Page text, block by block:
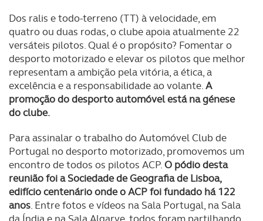
Dos ralis e todo-terreno (TT) à velocidade, em
quatro ou duas rodas, o clube apoia atualmente 22
versáteis pilotos. Qual é o propósito? Fomentar o
desporto motorizado e elevar os pilotos que melhor
representam a ambição pela vitória, a ética, a
excelência e a responsabilidade ao volante.A
promoção do desporto automóvel está na génese
do clube.
Para assinalar o trabalho do Automóvel Club de
Portugal no desporto motorizado, promovemos um
encontro de todos os pilotos ACP.O pódio desta
reunião foi a Sociedade de Geografia de Lisboa,
edifício centenário onde o ACP foi fundado há 122
anos. Entre fotos e vídeos na Sala Portugal, na Sala